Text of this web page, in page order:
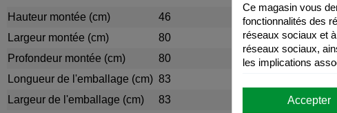
Hauteur montée (cm)
46
Largeur montée (cm)
80
Profondeur montée (cm)
80
Longueur de l'emballage (cm) 83
Largeur de l'emballage (cm)
83
Ce magasin vous
fonctionnalités des
réseaux sociaux et
réseaux sociaux,
les implications
Accepter